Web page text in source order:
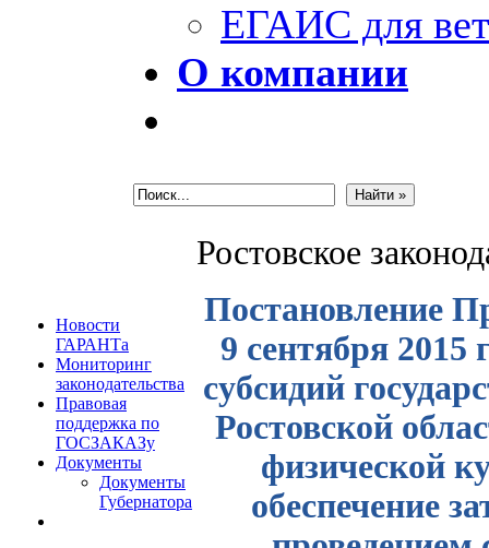
ЕГАИС для
О компании
Новости
ГАРАНТа
Мониторинг
законодательства
Правовая
поддержка по
ГОСЗАКАЗу
Документы
Документы
Губернатора
Ростовское
Постановление
9 сентября 2015
субсидий
Ростовской
физической
обеспечение